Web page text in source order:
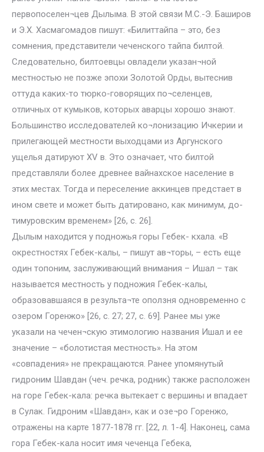
первопоселен¬цев Дылыма. В этой связи М.С.-Э. Баширов
и Э.Х. Хасмагомадов пишут: «Билиттайпа – это, без
сомнения, представители чеченского тайпа билтой.
Следовательно, билтоевцы овладели указан¬ной
местностью не позже эпохи Золотой Орды, вытеснив
оттуда каких-то тюрко-говорящих по¬селенцев,
отличных от кумыков, которых аварцы хорошо знают.
Большинство исследователей ко¬лонизацию Ичкерии и
прилегающей местности выходцами из Аргунского
ущелья датируют XV в. Это означает, что билтой
представляли более древнее вайнахское население в
этих местах. Тогда и переселение аккинцев предстает в
ином свете и может быть датировано, как минимум, до-
тимуровским временем» [26, с. 26].
Дылым находится у подножья горы Гебек- кхала. «В
окрестностях Гебек-калы, – пишут ав¬торы, – есть еще
один топоним, заслуживающий внимания – Ишал – так
называется местность у подножия Гебек-калы,
образовавшаяся в результа¬те оползня одновременно с
озером Горенжо» [26, с. 27; 27, с. 69]. Ранее мы уже
указали на чечен¬скую этимологию названия Ишал и ее
значение – «болотистая местность». На этом
«совпадения» не прекращаются. Ранее упомянутый
гидроним Шавдан (чеч. речка, родник) также расположен
на горе Гебек-кала: речка вытекает с вершины и впадает
в Сулак. Гидроним «Шавдан», как и озе¬ро Горенжо,
отражены на карте 1877-1878 гг. [22, л. 1-4]. Наконец, сама
гора Гебек-кала носит имя чеченца Гебека,